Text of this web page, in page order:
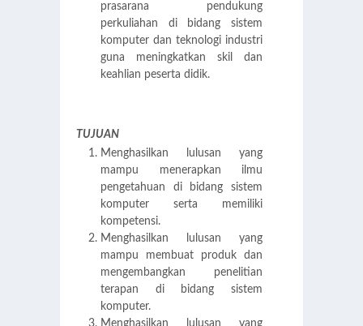
prasarana pendukung
perkuliahan di bidang sistem
komputer dan teknologi industri
guna meningkatkan skil dan
keahlian peserta didik.
TUJUAN
Menghasilkan lulusan yang
mampu menerapkan ilmu
pengetahuan di bidang sistem
komputer serta memiliki
kompetensi.
Menghasilkan lulusan yang
mampu membuat produk dan
mengembangkan penelitian
terapan di bidang sistem
komputer.
Menghasilkan lulusan yang